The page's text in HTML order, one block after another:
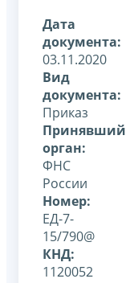
Дата
документа:
03.11.2020
Вид
документа:
Приказ
Принявший
орган:
ФНС
России
Номер:
ЕД-7-
15/790@
КНД:
1120052